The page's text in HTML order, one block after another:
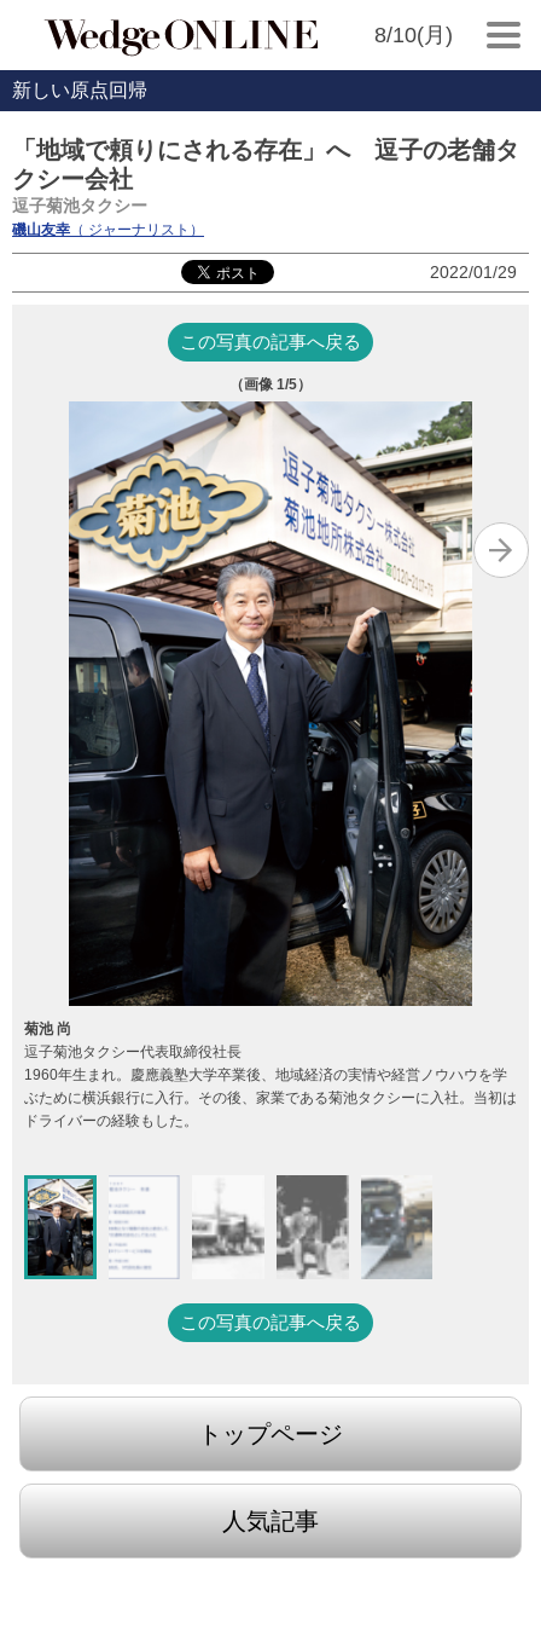
8/10(月)
新しい原点回帰
「地域で頼りにされる存在」へ 逗子の老舗タ
クシー会社
逗子菊池タクシー
磯山友幸 （ ジャーナリスト）
2022/01/29
この写真の記事へ戻る
（画像 1/5）
菊池 尚
逗子菊池タクシー代表取締役社長
1960年生まれ。慶應義塾大学卒業後、地域経済の実情や経営ノウハウを学
ぶために横浜銀行に入行。その後、家業である菊池タクシーに入社。当初は
ドライバーの経験もした。
この写真の記事へ戻る
トップページ
人気記事